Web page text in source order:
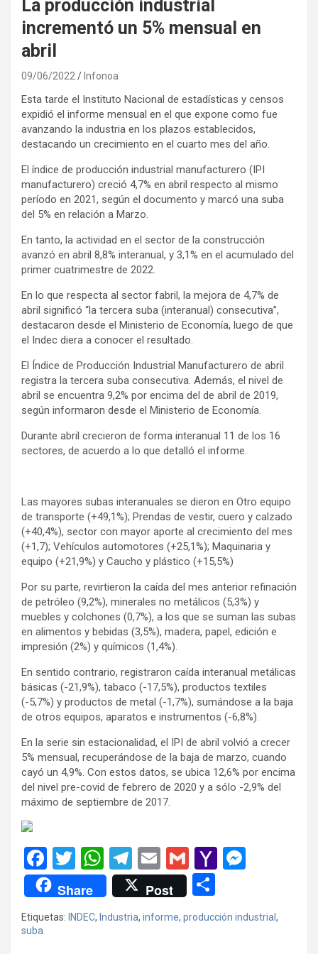
La producción industrial
incrementó un 5% mensual en
abril
09/06/2022 Infonoa
Esta tarde el Instituto Nacional de estadísticas y censos
expidió el informe mensual en el que expone como fue
avanzando la industria en los plazos establecidos,
destacando un crecimiento en el cuarto mes del año.
El índice de producción industrial manufacturero (IPI
manufacturero) creció 4,7% en abril respecto al mismo
período en 2021, según el documento y marcó una suba
del 5% en relación a Marzo.
En tanto, la actividad en el sector de la construcción
avanzó en abril 8,8% interanual, y 3,1% en el acumulado del
primer cuatrimestre de 2022.
En lo que respecta al sector fabril, la mejora de 4,7% de
abril significó “la tercera suba (interanual) consecutiva”,
destacaron desde el Ministerio de Economía, luego de que
el Indec diera a conocer el resultado.
El Índice de Producción Industrial Manufacturero de abril
registra la tercera suba consecutiva. Además, el nivel de
abril se encuentra 9,2% por encima del de abril de 2019,
según informaron desde el Ministerio de Economía.
Durante abril crecieron de forma interanual 11 de los 16
sectores, de acuerdo a lo que detalló el informe.
Las mayores subas interanuales se dieron en Otro equipo
de transporte (+49,1%); Prendas de vestir, cuero y calzado
(+40,4%), sector con mayor aporte al crecimiento del mes
(+1,7); Vehículos automotores (+25,1%); Maquinaria y
equipo (+21,9%) y Caucho y plástico (+15,5%)
Por su parte, revirtieron la caída del mes anterior refinación
de petróleo (9,2%), minerales no metálicos (5,3%) y
muebles y colchones (0,7%), a los que se suman las subas
en alimentos y bebidas (3,5%), madera, papel, edición e
impresión (2%) y químicos (1,4%).
En sentido contrario, registraron caída interanual metálicas
básicas (-21,9%), tabaco (-17,5%), productos textiles
(-5,7%) y productos de metal (-1,7%), sumándose a la baja
de otros equipos, aparatos e instrumentos (-6,8%).
En la serie sin estacionalidad, el IPI de abril volvió a crecer
5% mensual, recuperándose de la baja de marzo, cuando
cayó un 4,9%. Con estos datos, se ubica 12,6% por encima
del nivel pre-covid de febrero de 2020 y a sólo -2,9% del
máximo de septiembre de 2017.
F
a
ce
b
T
wi
tt
er
W
h
at
s
T
el
e
gr
E
m
ail
G
m
ail
Y
o
n
Share Post
o
m
Etiquetas: INDEC, Industria, informe, producción industrial ,
suba